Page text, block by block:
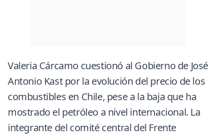
Valeria Cárcamo cuestionó al Gobierno de José
Antonio Kast por la evolución del precio de los
combustibles en Chile, pese a la baja que ha
mostrado el petróleo a nivel internacional. La
integrante del comité central del Frente